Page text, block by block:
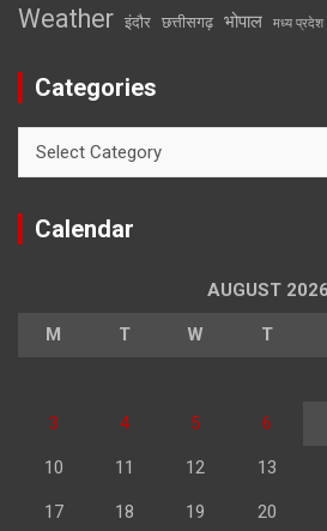
Weather इंदौर छत्तीसगढ़ भोपाल मध्य प्रदेश
Categories
Calendar
AUGUST 2026
M T W T
3 4 5 6
10 11 12 13
17 18 19 20